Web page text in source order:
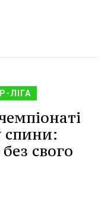
ЛІГА
спини:
свого